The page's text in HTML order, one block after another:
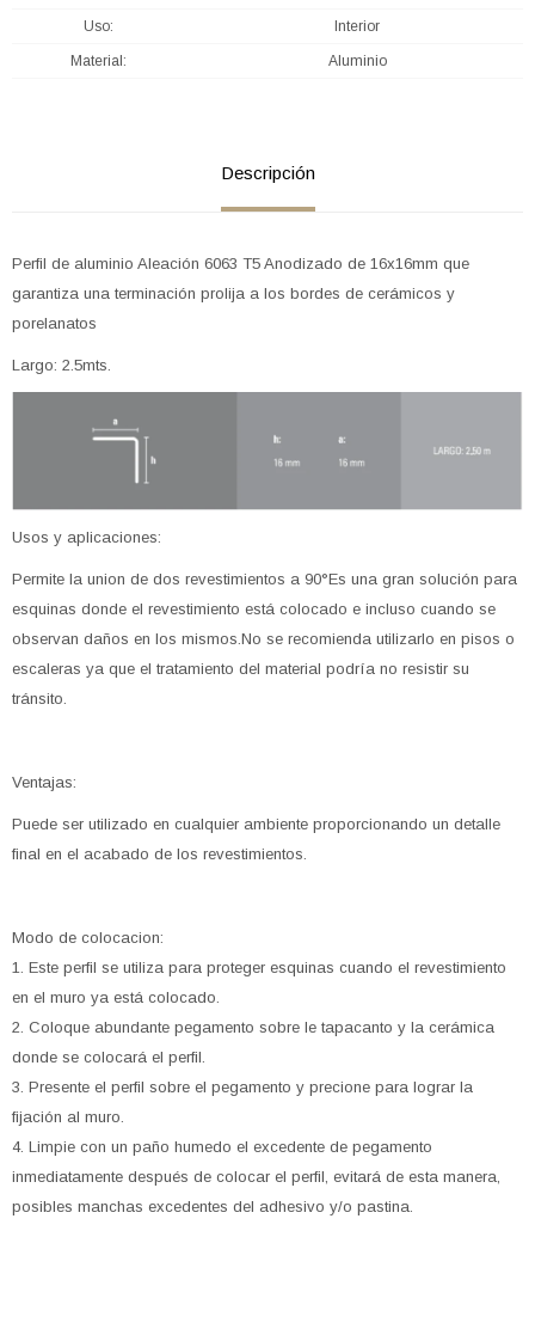
Uso Interior
Material Aluminio
Descripción
Perfil de aluminio Aleación 6063 T5 Anodizado de 16x16mm que
garantiza una terminación prolija a los bordes de cerámicos y
porelanatos
Largo: 2.5mts.
Usos y aplicaciones:
Permite la union de dos revestimientos a 90°Es una gran solución para
esquinas donde el revestimiento está colocado e incluso cuando se
observan daños en los mismos.No se recomienda utilizarlo en pisos o
escaleras ya que el tratamiento del material podría no resistir su
tránsito.
Ventajas:
Puede ser utilizado en cualquier ambiente proporcionando un detalle
final en el acabado de los revestimientos.
Modo de colocacion:
1. Este perfil se utiliza para proteger esquinas cuando el revestimiento
en el muro ya está colocado.
2. Coloque abundante pegamento sobre le tapacanto y la cerámica
donde se colocará el perfil.
3. Presente el perfil sobre el pegamento y precione para lograr la
fijación al muro.
4. Limpie con un paño humedo el excedente de pegamento
inmediatamente después de colocar el perfil, evitará de esta manera,
posibles manchas excedentes del adhesivo y/o pastina.